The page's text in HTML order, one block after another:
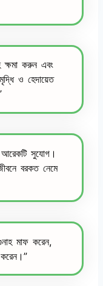
ক্ষমা করুন এবং
ও হেদায়েত
সুযোগ।
বরকত নেমে
মাফ করেন,